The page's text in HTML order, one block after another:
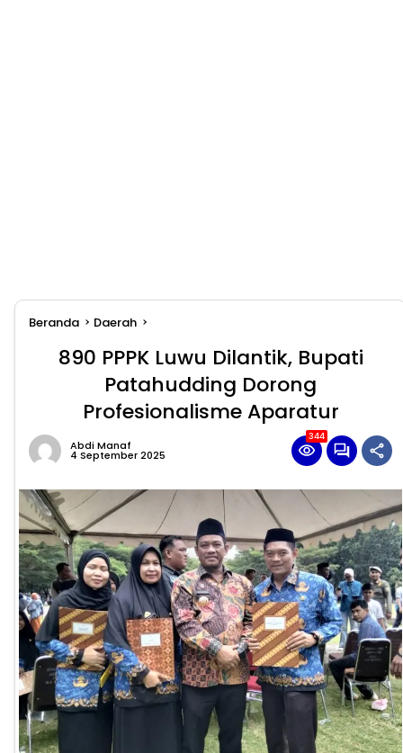
Beranda Daerah
890 PPPK Luwu Dilantik, Bupati
Patahudding Dorong
Profesionalisme Aparatur
Abdi Manaf
4 September 2025
344